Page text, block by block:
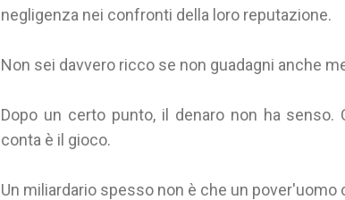
negligenza nei confronti della loro reputazione.
Non sei davvero ricco se non guadagni anche
Dopo un certo punto, il denaro non ha
conta è il gioco.
Un miliardario spesso non è che un pover'uomo